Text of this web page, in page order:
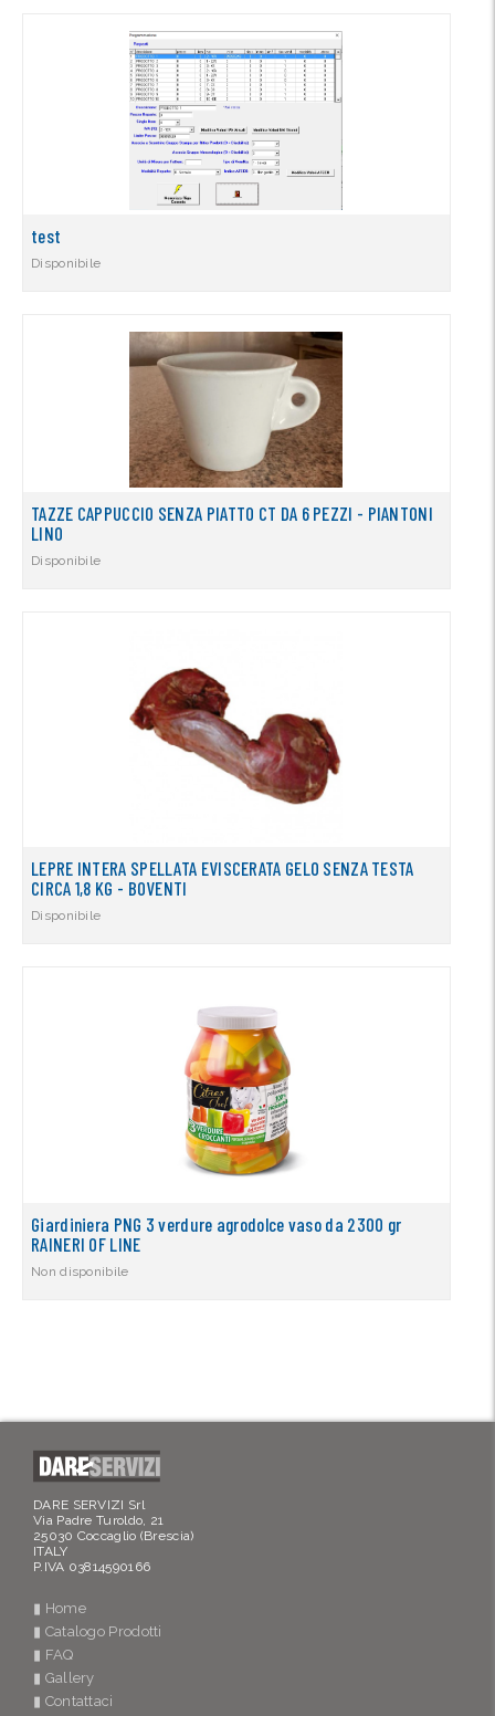
test
Disponibile
TAZZE CAPPUCCIO SENZA PIATTO CT DA 6 PEZZI - PIANTONI
LINO
Disponibile
LEPRE INTERA SPELLATA EVISCERATA GELO SENZA TESTA
CIRCA 1,8 KG - BOVENTI
Disponibile
Giardiniera PNG 3 verdure agrodolce vaso da 2300 gr
RAINERI OF LINE
Non disponibile
DARE SERVIZI Srl
Via Padre Turoldo, 21
25030 Coccaglio (Brescia)
ITALY
P.IVA 03814590166
▮ Home
▮ Catalogo Prodotti
▮ FAQ
▮ Gallery
▮ Contattaci